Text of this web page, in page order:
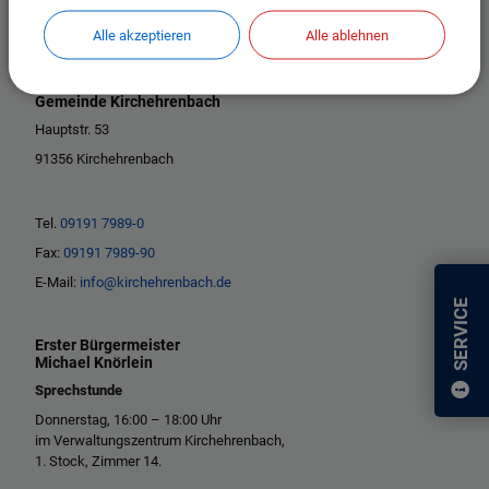
SERVICE
Gemeinde Kirchehrenbach
Hauptstr. 53
91356 Kirchehrenbach
Tel. 09191 7989-0
Fax: 09191 7989-90
E-Mail: info@kirchehrenbach.de
Erster Bürgermeister
Michael Knörlein
Sprechstunde
Donnerstag, 16:00 – 18:00 Uhr
im Verwaltungszentrum Kirchehrenbach,
1. Stock, Zimmer 14.
Alle akzeptieren Alle ablehnen